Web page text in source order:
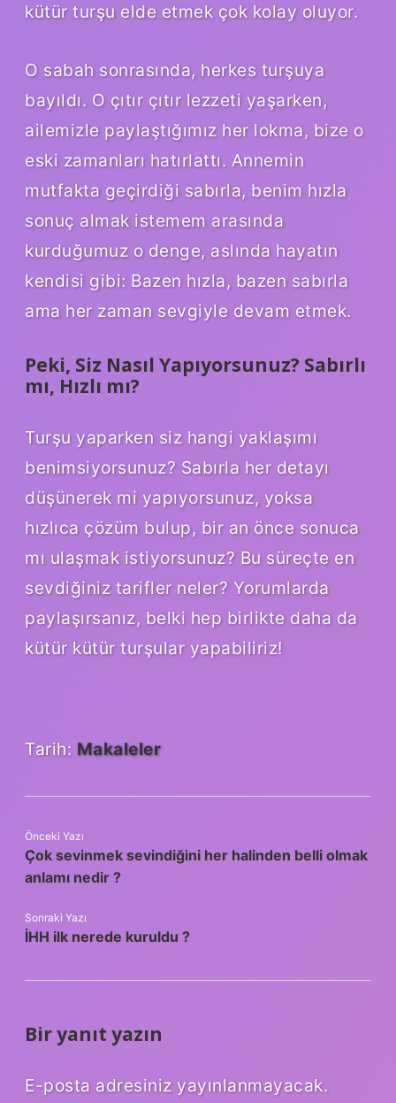
kütür turşu elde etmek çok kolay oluyor.
O sabah sonrasında, herkes turşuya
bayıldı. O çıtır çıtır lezzeti yaşarken,
ailemizle paylaştığımız her lokma, bize o
eski zamanları hatırlattı. Annemin
mutfakta geçirdiği sabırla, benim hızla
sonuç almak istemem arasında
kurduğumuz o denge, aslında hayatın
kendisi gibi: Bazen hızla, bazen sabırla
ama her zaman sevgiyle devam etmek.
Peki, Siz Nasıl Yapıyorsunuz? Sabırlı
mı, Hızlı mı?
Turşu yaparken siz hangi yaklaşımı
benimsiyorsunuz? Sabırla her detayı
düşünerek mi yapıyorsunuz, yoksa
hızlıca çözüm bulup, bir an önce sonuca
mı ulaşmak istiyorsunuz? Bu süreçte en
sevdiğiniz tarifler neler? Yorumlarda
paylaşırsanız, belki hep birlikte daha da
kütür kütür turşular yapabiliriz!
Tarih: Makaleler
Önceki Yazı
Çok sevinmek sevindiğini her halinden belli olmak
anlamı nedir ?
Sonraki Yazı
İHH ilk nerede kuruldu ?
Bir yanıt yazın
E-posta adresiniz yayınlanmayacak.